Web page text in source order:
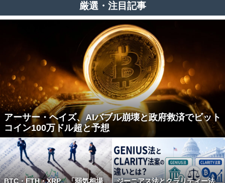
厳選・注目記事
アーサー・ヘイズ、AIバブル崩壊と政府救済でビット
コイン100万ドル超と予想
BTC・ETH・XRP、「弱気相場 ジーニアス法とクラリティー法